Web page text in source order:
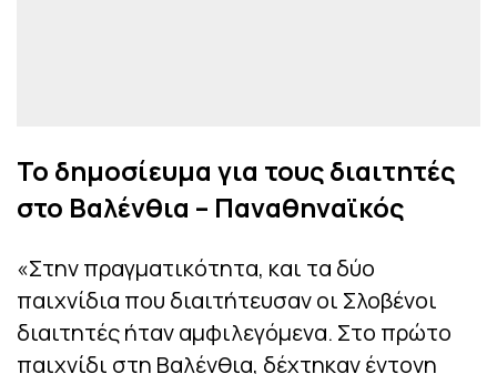
Το δημοσίευμα για τους διαιτητές
στο Βαλένθια – Παναθηναϊκός
«Στην πραγματικότητα, και τα δύο
παιχνίδια που διαιτήτευσαν οι Σλοβένοι
διαιτητές ήταν αμφιλεγόμενα. Στο πρώτο
παιχνίδι στη Βαλένθια, δέχτηκαν έντονη